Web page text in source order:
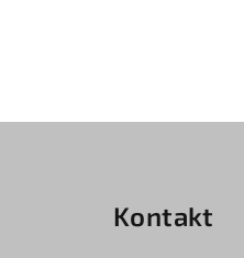
Kontakt